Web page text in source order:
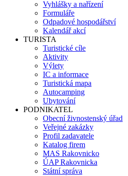
Vyhlášky a nařízení
Formuláře
Odpadové hospodářství
Kalendář akcí
TURISTA
Turistické cíle
Aktivity
Výlety
IC a informace
Turistická mapa
Autocamping
Ubytování
PODNIKATEL
Obecní živnostenský úřad
Veřejné zakázky
Profil zadavatele
Katalog firem
MAS Rakovnicko
ÚAP Rakovnicka
Státní správa